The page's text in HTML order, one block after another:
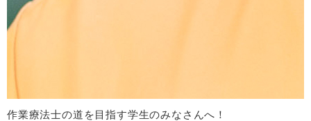
作業療法士の道を目指す学生のみなさんへ！